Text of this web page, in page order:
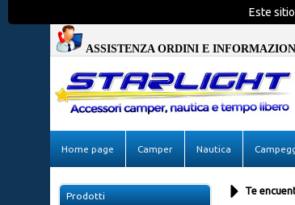
Este
ASSISTENZA ORDINI E
Home page Camper Nautica
Prodotti Te